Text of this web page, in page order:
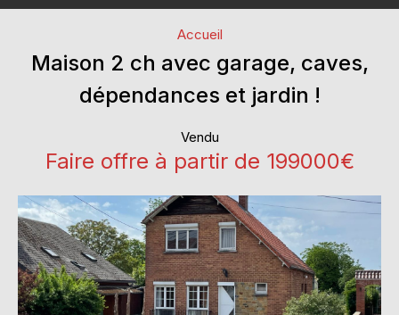
Accueil
Maison 2 ch avec garage, caves,
dépendances et jardin !
Vendu
Faire offre à partir de 199000€